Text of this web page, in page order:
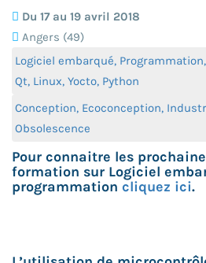
Du 17 au 19 avril 2018
Angers (49)
Logiciel embarqué, Programmation,
Qt, Linux, Yocto, Python
Conception, Ecoconception,
Obsolescence
Pour connaitre les
formation sur Logiciel
programmation cliquez ici.